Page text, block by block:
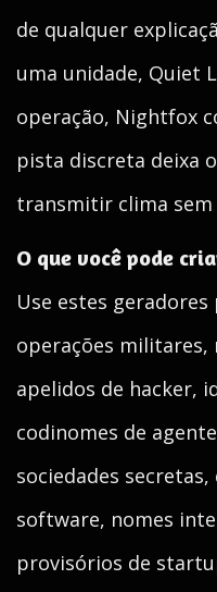
de qualquer
uma unidade, Quiet
operação, Nightfox
pista discreta deixa
transmitir clima sem
O que você pode
Use estes
operações militares,
apelidos de hacker,
codinomes de
sociedades
software, nomes
provisórios de